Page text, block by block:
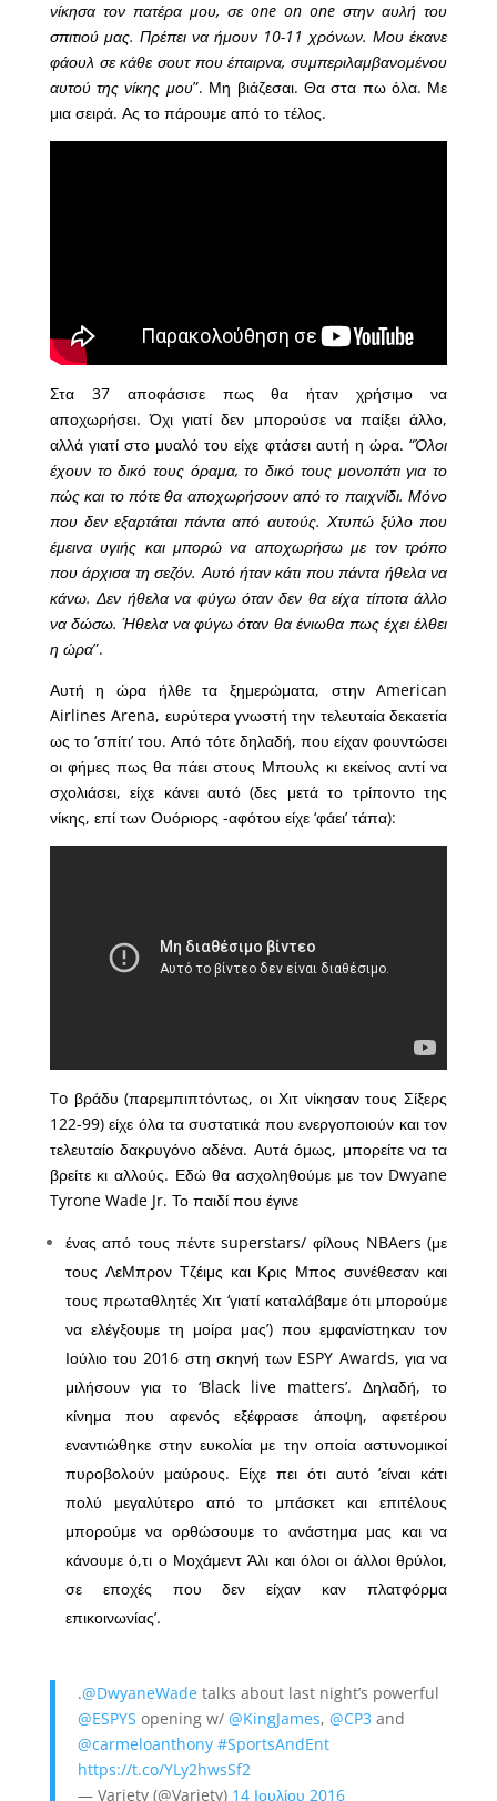
νίκησα τον πατέρα μου, σε one on one στην αυλή του
σπιτιού μας. Πρέπει να ήμουν 10-11 χρόνων. Μου έκανε
φάουλ σε κάθε σουτ που έπαιρνα, συμπεριλαμβανομένου
αυτού της νίκης μου”. Μη βιάζεσαι. Θα στα πω όλα. Με
μια σειρά. Ας το πάρουμε από το τέλος.
Στα 37 αποφάσισε πως θα ήταν χρήσιμο να
αποχωρήσει. Όχι γιατί δεν μπορούσε να παίξει άλλο,
αλλά γιατί στο μυαλό του είχε φτάσει αυτή η ώρα. “Όλοι
έχουν το δικό τους όραμα, το δικό τους μονοπάτι για το
πώς και το πότε θα αποχωρήσουν από το παιχνίδι. Μόνο
που δεν εξαρτάται πάντα από αυτούς. Χτυπώ ξύλο που
έμεινα υγιής και μπορώ να αποχωρήσω με τον τρόπο
που άρχισα τη σεζόν. Αυτό ήταν κάτι που πάντα ήθελα να
κάνω. Δεν ήθελα να φύγω όταν δεν θα είχα τίποτα άλλο
να δώσω. Ήθελα να φύγω όταν θα ένιωθα πως έχει έλθει
η ώρα”.
Αυτή η ώρα ήλθε τα ξημερώματα, στην American
Airlines Arena, ευρύτερα γνωστή την τελευταία δεκαετία
ως το ‘σπίτι’ του. Από τότε δηλαδή, που είχαν φουντώσει
οι φήμες πως θα πάει στους Μπουλς κι εκείνος αντί να
σχολιάσει, είχε κάνει αυτό (δες μετά το τρίποντο της
νίκης, επί των Ουόριορς -αφότου είχε ‘φάει’ τάπα):
To βράδυ (παρεμπιπτόντως, οι Χιτ νίκησαν τους Σίξερς
122-99) είχε όλα τα συστατικά που ενεργοποιούν και τον
τελευταίο δακρυγόνο αδένα. Αυτά όμως, μπορείτε να τα
βρείτε κι αλλούς. Εδώ θα ασχοληθούμε με τον Dwyane
Tyrone Wade Jr. Το παιδί που έγινε
ένας από τους πέντε superstars/ φίλους NBAers (με
τους ΛεΜπρον Τζέιμς και Κρις Μπος συνέθεσαν και
τους πρωταθλητές Χιτ ‘γιατί καταλάβαμε ότι μπορούμε
να ελέγξουμε τη μοίρα μας’) που εμφανίστηκαν τον
Ιούλιο του 2016 στη σκηνή των ESPY Awards, για να
μιλήσουν για το ‘Black live matters’. Δηλαδή, το
κίνημα που αφενός εξέφρασε άποψη, αφετέρου
εναντιώθηκε στην ευκολία με την οποία αστυνομικοί
πυροβολούν μαύρους. Είχε πει ότι αυτό ‘είναι κάτι
πολύ μεγαλύτερο από το μπάσκετ και επιτέλους
μπορούμε να ορθώσουμε το ανάστημα μας και να
κάνουμε ό,τι ο Μοχάμεντ Άλι και όλοι οι άλλοι θρύλοι,
σε εποχές που δεν είχαν καν πλατφόρμα
επικοινωνίας’.
.@DwyaneWadetalks about last night’s powerful
@ESPYS opening w/ @KingJames, @CP3 and
@carmeloanthony #SportsAndEnt
https://t.co/YLy2hwsSf2
— Variety (@Variety) 14 Ιουλίου 2016